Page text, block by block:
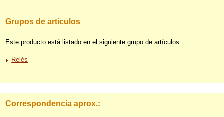
Grupos de artículos
Este producto está listado en el siguiente grupo de artículos:
Relés
Correspondencia aprox.: